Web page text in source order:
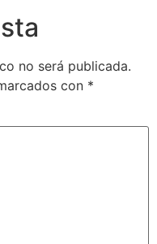
no será publicada.
con *